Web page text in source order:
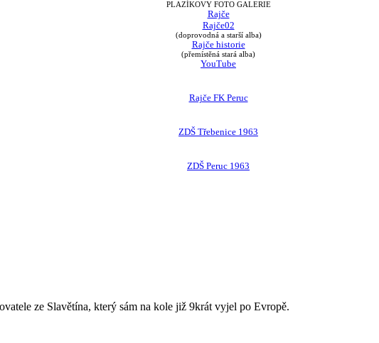
PLAZÍKOVY FOTO GALERIE
Rajče
Rajče02
(doprovodná a starší alba)
Rajče historie
(přemístěná stará alba)
YouTube
Rajče FK Peruc
ZDŠ Třebenice 1963
ZDŠ Peruc 1963
ze Slavětína, který sám na kole již 9krát vyjel po Evropě.